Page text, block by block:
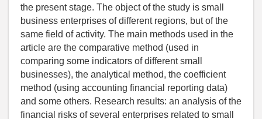
the present stage. The object of the study is small
business enterprises of different regions, but of the
same field of activity. The main methods used in the
article are the comparative method (used in
comparing some indicators of different small
businesses), the analytical method, the coefficient
method (using accounting financial reporting data)
and some others. Research results: an analysis of the
financial risks of several enterprises related to small